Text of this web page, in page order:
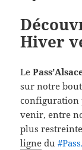
Hiver
Le
sur notre
configuration
venir, entre
plus
ligne du‪#‎